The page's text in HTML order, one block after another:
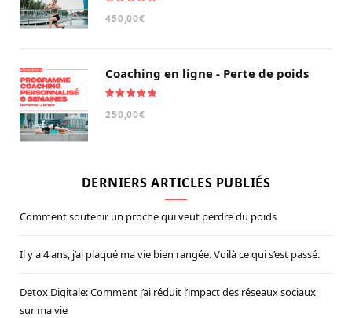
sur 5
450,00€
Coaching en ligne - Perte de poids
sur 5
250,00€
DERNIERS ARTICLES PUBLIÉS
Comment soutenir un proche qui veut perdre du poids
Il y a 4 ans, j’ai plaqué ma vie bien rangée. Voilà ce qui s’est passé.
Detox Digitale: Comment j’ai réduit l’impact des réseaux sociaux
sur ma vie